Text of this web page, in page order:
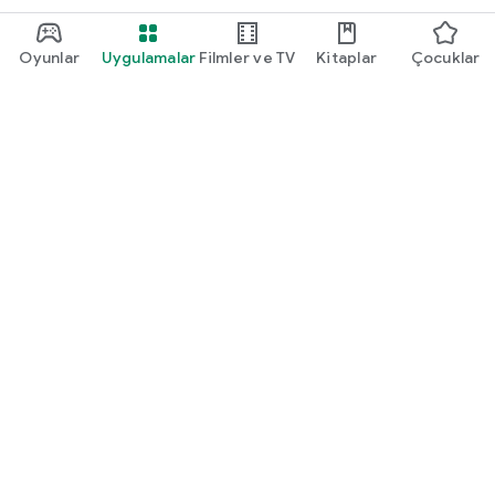
Oyunlar Uygulamalar Filmler ve TV Kitaplar Çocuklar